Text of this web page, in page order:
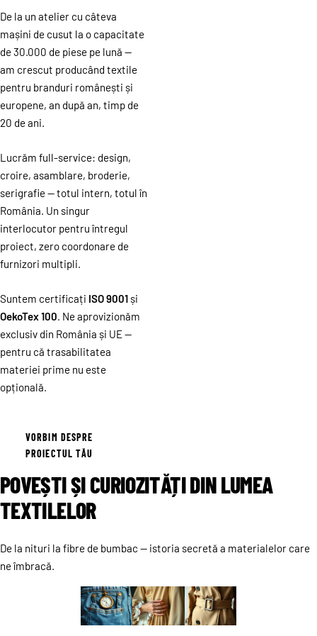
De la un atelier cu câteva
mașini de cusut la o capacitate
de 30.000 de piese pe lună —
am crescut producând textile
pentru branduri românești și
europene, an după an, timp de
20 de ani.
Lucrăm full-service: design,
croire, asamblare, broderie,
serigrafie — totul intern, totul în
România. Un singur
interlocutor pentru întregul
proiect, zero coordonare de
furnizori multipli.
Suntem certificați ISO 9001 și
OekoTex 100. Ne aprovizionăm
exclusiv din România și UE —
pentru că trasabilitatea
materiei prime nu este
opțională.
VORBIM DESPRE
PROIECTUL TĂU
POVEȘTI ȘI CURIOZITĂȚI DIN LUMEA
TEXTILELOR
De la nituri la fibre de bumbac — istoria secretă a materialelor care
ne îmbracă.